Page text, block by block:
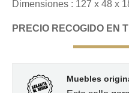
Dimensiones : 127 x 48 x
PRECIO RECOGIDO EN
Muebles